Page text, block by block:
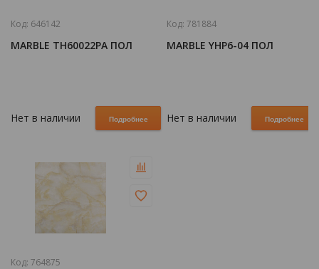
Код: 646142
MARBLE TH60022PA ПОЛ
Нет в наличии Подробнее
Код: 781884
MARBLE YHP6-04 ПОЛ
Нет в наличии Подробнее
Код: 764875